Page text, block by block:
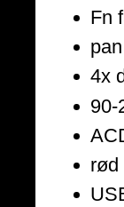
Fn
4x
90-
rød